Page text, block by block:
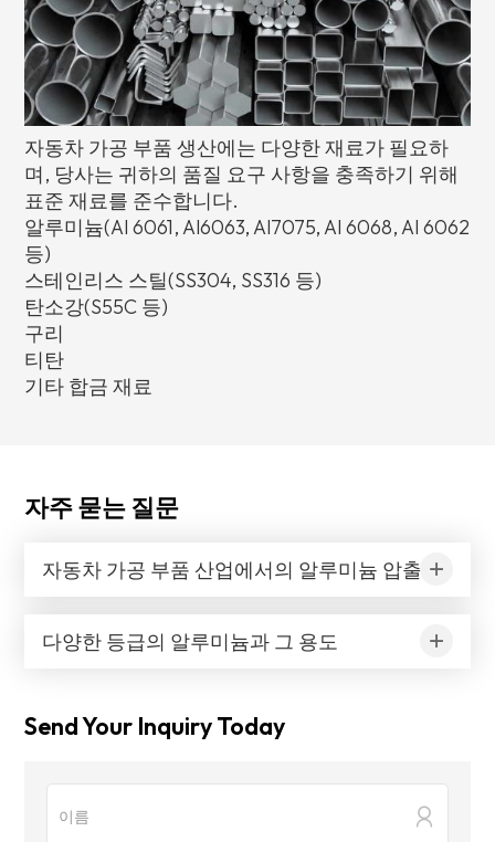
자동차 가공 부품 생산에는 다양한 재료가 필요하
며, 당사는 귀하의 품질 요구 사항을 충족하기 위해
표준 재료를 준수합니다.
알루미늄(Al 6061, Al6063, Al7075, Al 6068, Al 6062
등)
스테인리스 스틸(SS304, SS316 등)
탄소강(S55C 등)
구리
티탄
기타 합금 재료
자주 묻는 질문
자동차 가공 부품 산업에서의 알루미늄 압출 프로파일 적용
다양한 등급의 알루미늄과 그 용도
Send Your Inquiry Today